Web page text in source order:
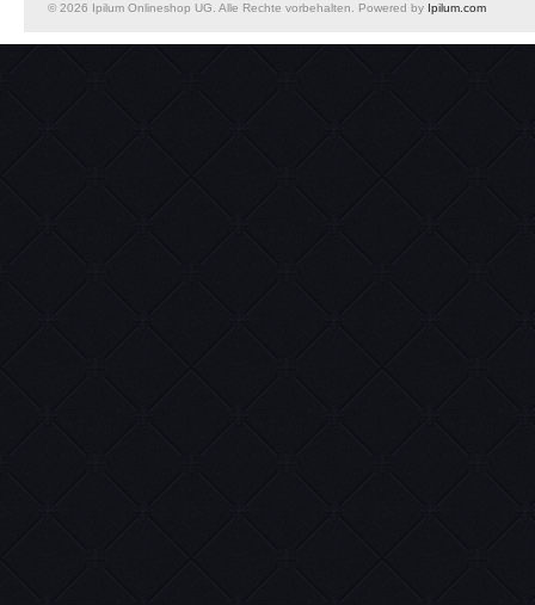
© 2026 Ipilum Onlineshop UG. Alle Rechte vorbehalten. Powered by Ipilum.com